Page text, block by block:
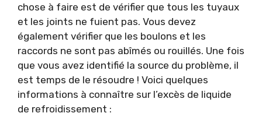
chose à faire est de vérifier que tous les tuyaux
et les joints ne fuient pas. Vous devez
également vérifier que les boulons et les
raccords ne sont pas abîmés ou rouillés. Une fois
que vous avez identifié la source du problème, il
est temps de le résoudre ! Voici quelques
informations à connaître sur l’excès de liquide
de refroidissement :